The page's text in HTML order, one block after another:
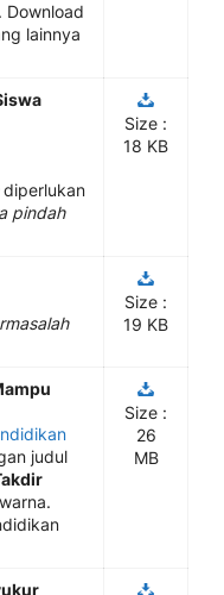
Download
lainnya
diperlukan
pindah
Size :
18 KB
Size :
19 KB
judul
Size :
26
MB